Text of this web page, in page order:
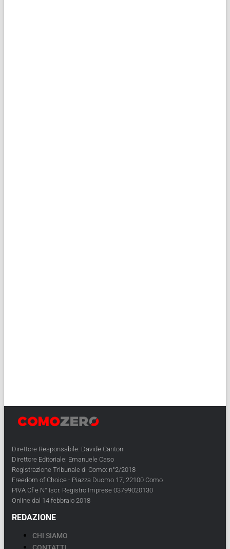
Direttore Responsabile: Davide Cantoni
Direttore Editoriale: Emanuele Caso
Registrazione Tribunale di Como: n°2/2018
Freedom of Choice - Piazza Duomo 17, 22100 Como
PIVA Cf e N° Iscr. Registro Imprese 03799020130
Online dal 14 febbraio 2018
REDAZIONE
CHI SIAMO